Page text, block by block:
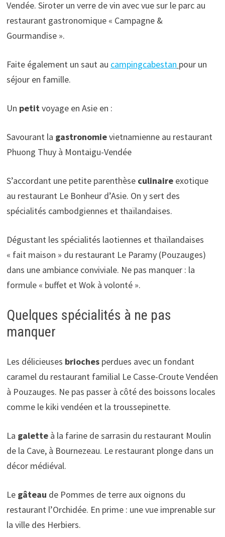
Vendée. Siroter un verre de vin avec vue sur le parc au
restaurant gastronomique « Campagne &
Gourmandise ».
Faite également un saut au campingcabestan pour un
séjour en famille.
Un petit voyage en Asie en :
Savourant la gastronomievietnamienne au restaurant
Phuong Thuy à Montaigu-Vendée
S’accordant une petite parenthèse culinaireexotique
au restaurant Le Bonheur d’Asie. On y sert des
spécialités cambodgiennes et thaïlandaises.
Dégustant les spécialités laotiennes et thaïlandaises
« fait maison » du restaurant Le Paramy (Pouzauges)
dans une ambiance conviviale. Ne pas manquer : la
formule « buffet et Wok à volonté ».
Quelques spécialités à ne pas
manquer
Les délicieuses briochesperdues avec un fondant
caramel du restaurant familial Le Casse-Croute Vendéen
à Pouzauges. Ne pas passer à côté des boissons locales
comme le kiki vendéen et la troussepinette.
La galetteà la farine de sarrasin du restaurant Moulin
de la Cave, à Bournezeau. Le restaurant plonge dans un
décor médiéval.
Le gâteau de Pommes de terre aux oignons du
restaurant l’Orchidée. En prime : une vue imprenable sur
la ville des Herbiers.